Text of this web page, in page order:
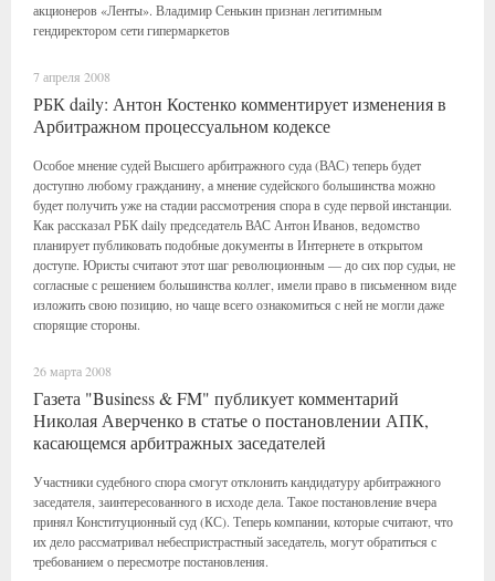
акционеров «Ленты». Владимир Сенькин признан легитимным
гендиректором сети гипермаркетов
7 апреля 2008
РБК daily: Антон Костенко комментирует изменения в
Арбитражном процессуальном кодексе
Особое мнение судей Высшего арбитражного суда (ВАС) теперь будет
доступно любому гражданину, а мнение судейского большинства можно
будет получить уже на стадии рассмотрения спора в суде первой инстанции.
Как рассказал РБК daily председатель ВАС Антон Иванов, ведомство
планирует публиковать подобные документы в Интернете в открытом
доступе. Юристы считают этот шаг революционным — до сих пор судьи, не
согласные с решением большинства коллег, имели право в письменном виде
изложить свою позицию, но чаще всего ознакомиться с ней не могли даже
спорящие стороны.
26 марта 2008
Газета "Business & FM" публикует комментарий
Николая Аверченко в статье о постановлении АПК,
касающемся арбитражных заседателей
Участники судебного спора смогут отклонить кандидатуру арбитражного
заседателя, заинтересованного в исходе дела. Такое постановление вчера
принял Конституционный суд (КС). Теперь компании, которые считают, что
их дело рассматривал небеспристрастный заседатель, могут обратиться с
требованием о пересмотре постановления.